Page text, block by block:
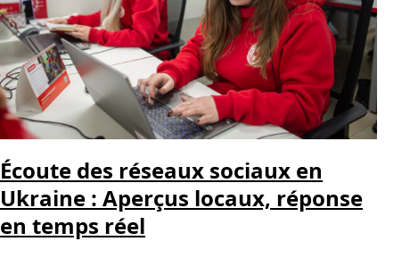
Écoute des réseaux sociaux en
Ukraine : Aperçus locaux, réponse
en temps réel